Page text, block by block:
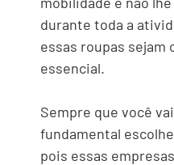
durante toda a
essas roupas sejam
essencial.
Sempre que você
fundamental
pois essas